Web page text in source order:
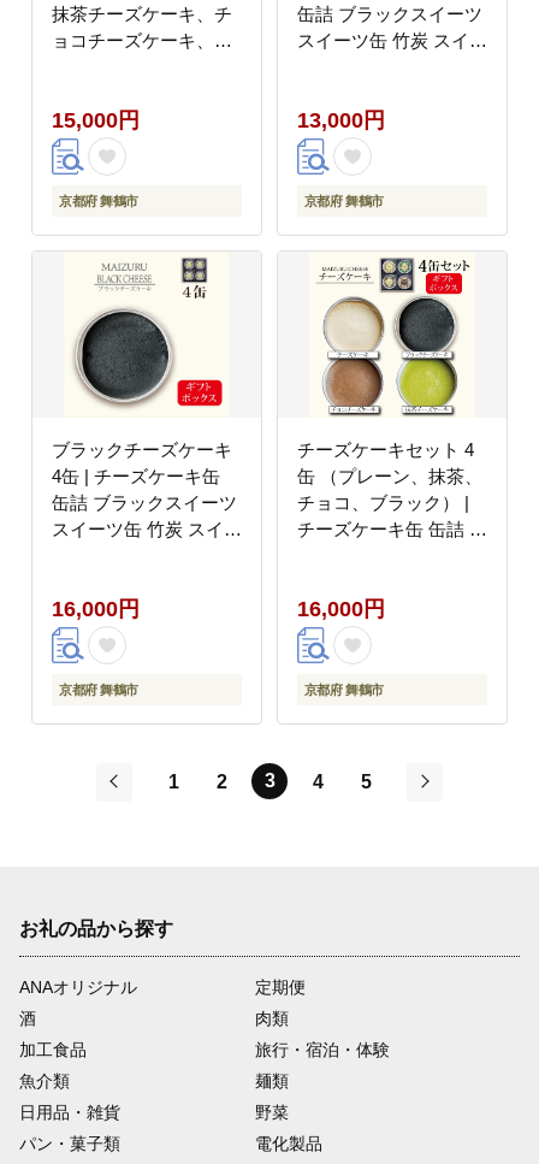
抹茶チーズケーキ、チ
ョコチーズケーキ、ガ
人気 おいしい 国産 有
精卵 安全 安心 保存料
無添加 長期保存 ケーキ
京都 贈答 贈り物 プレ
結婚 慶事 お歳暮 バレ
ンタイン ホワイトデー
15,000円
京都府 舞鶴市
缶詰 ブラックスイーツ
スイーツ缶 竹炭 スイー
贈答用 プレゼント 京都
舞鶴
13,000円
京都府 舞鶴市
ブラックチーズケーキ
4缶 | チーズケーキ缶
缶詰 ブラックスイーツ
スイーツ缶 竹炭 スイー
贈答用 プレゼント 京都
舞鶴
16,000円
京都府 舞鶴市
チーズケーキセット 4
缶 （プレーン、抹茶、
チョコ、ブラック） |
チーズケーキ缶 缶詰 4
温 長期保存 手作り お
取り寄せ ギフト 贈答用
プレゼント 京都 舞鶴
16,000円
京都府 舞鶴市
1 2 3 4
5
お礼の品から探す
ANAオリジナル
定期便
酒
肉類
加工食品
旅行・宿泊・体験
魚介類
麺類
日用品・雑貨
野菜
パン・菓子類
電化製品